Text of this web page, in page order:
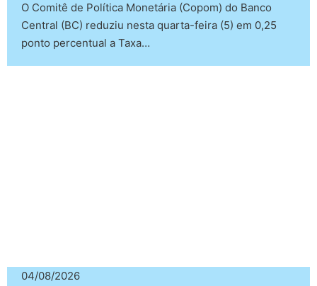
O Comitê de Política Monetária (Copom) do Banco
Central (BC) reduziu nesta quarta-feira (5) em 0,25
ponto percentual a Taxa…
04/08/2026